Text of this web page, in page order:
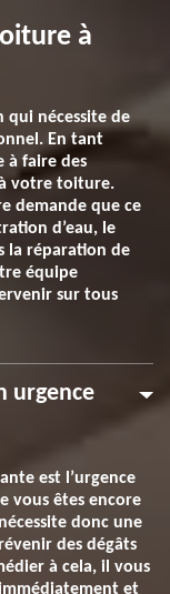
à
nécessite de
En tant
à faire des
votre toiture.
demande que ce
d’eau, le
la réparation de
équipe
sur tous
urgence
est l’urgence
vous êtes encore
donc une
des dégâts
à cela, il vous
et